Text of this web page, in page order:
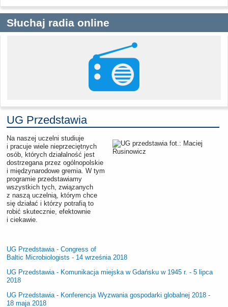
Słuchaj radia online
UG Przedstawia
Na naszej uczelni studiuje
i pracuje wiele nieprzeciętnych
osób, których działalność jest
dostrzegana przez ogólnopolskie
i międzynarodowe gremia. W tym
programie przedstawiamy
wszystkich tych, związanych
z naszą uczelnią, którym chce
się działać i którzy potrafią to
robić skutecznie, efektownie
i ciekawie.
UG Przedstawia - Congress of
Baltic Microbiologists - 14 września 2018
UG Przedstawia - Komunikacja miejska w Gdańsku w 1945 r. - 5 lipca
2018
UG Przedstawia - Konferencja Wyzwania gospodarki globalnej 2018 -
18 maja 2018